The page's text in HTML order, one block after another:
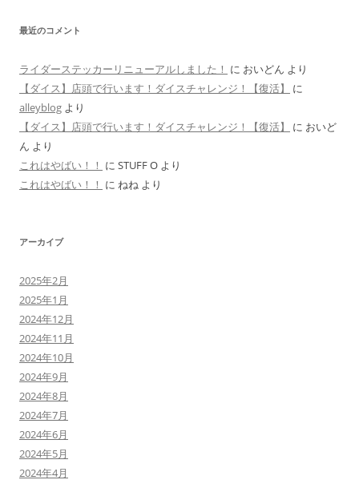
最近のコメント
ライダーステッカーリニューアルしました！ に おいどん より
【ダイス】店頭で行います！ダイスチャレンジ！【復活】
に
alleyblog より
【ダイス】店頭で行います！ダイスチャレンジ！【復活】
に おいど
ん より
これはやばい！！ に STUFF O より
これはやばい！！ に ねね より
アーカイブ
2025年2月
2025年1月
2024年12月
2024年11月
2024年10月
2024年9月
2024年8月
2024年7月
2024年6月
2024年5月
2024年4月